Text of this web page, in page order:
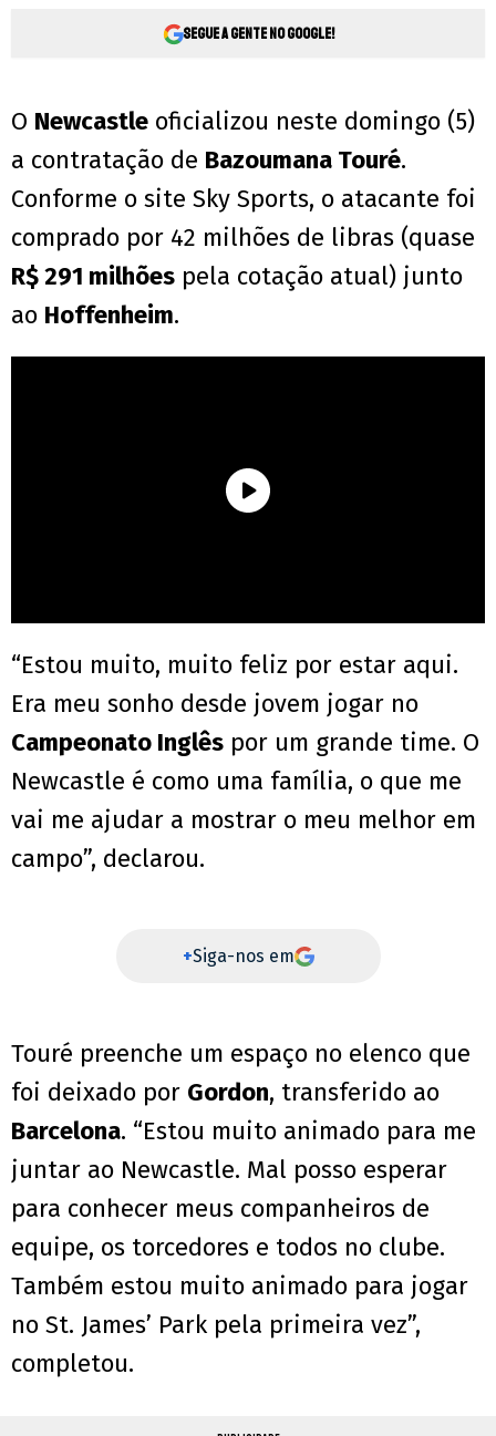
Segue a gente no Google!
O Newcastle oficializou neste domingo (5)
a contratação de Bazoumana Touré.
Conforme o site Sky Sports, o atacante foi
comprado por 42 milhões de libras (quase
R$ 291 milhões pela cotação atual) junto
ao Hoffenheim.
“Estou muito, muito feliz por estar aqui.
Era meu sonho desde jovem jogar no
Campeonato Inglês por um grande time. O
Newcastle é como uma família, o que me
vai me ajudar a mostrar o meu melhor em
campo”, declarou.
+Siga-nos em
Touré preenche um espaço no elenco que
foi deixado por Gordon, transferido ao
Barcelona. “Estou muito animado para me
juntar ao Newcastle. Mal posso esperar
para conhecer meus companheiros de
equipe, os torcedores e todos no clube.
Também estou muito animado para jogar
no St. James’ Park pela primeira vez”,
completou.